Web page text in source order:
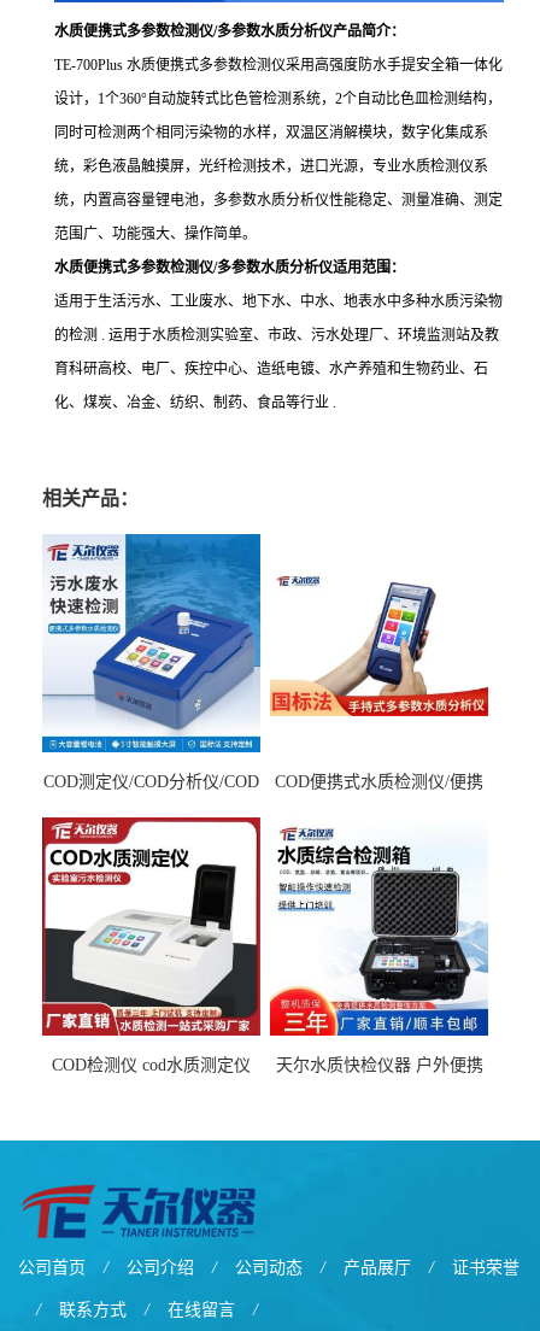
水质便携式多参数检测仪/多参数水质分析仪产品简介：
TE-700Plus 水质便携式多参数检测仪采用高强度防水手提安全箱一体化
设计，1个360°自动旋转式比色管检测系统，2个自动比色皿检测结构，
同时可检测两个相同污染物的水样，双温区消解模块，数字化集成系
统，彩色液晶触摸屏，光纤检测技术，进口光源，专业水质检测仪系
统，内置高容量锂电池，多参数水质分析仪性能稳定、测量准确、测定
范围广、功能强大、操作简单。
水质便携式多参数检测仪/多参数水质分析仪适用范围：
适用于生活污水、工业废水、地下水、中水、地表水中多种水质污染物
的检测 . 运用于水质检测实验室、市政、污水处理厂、环境监测站及教
育科研高校、电厂、疾控中心、造纸电镀、水产养殖和生物药业、石
化、煤炭、冶金、纺织、制药、食品等行业 .
相关产品：
COD测定仪/COD分析仪/COD
COD便携式水质检测仪/便携
COD检测仪 cod水质测定仪
天尔水质快检仪器 户外便携
公司首页 / 公司介绍 / 公司动态 / 产品展厅 / 证书荣誉
/ 联系方式 / 在线留言 /